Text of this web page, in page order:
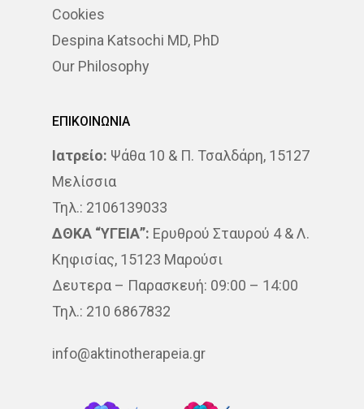
Cookies
Despina Katsochi MD, PhD
Our Philosophy
ΕΠΙΚΟΙΝΩΝΙΑ
Ιατρείο: Ψάθα 10 & Π. Τσαλδάρη, 15127
Μελίσσια
Τηλ.: 2106139033
ΔΘΚΑ “ΥΓΕΙΑ”: Ερυθρού Σταυρού 4 & Λ.
Κηφισίας, 15123 Μαρούσι
Δευτερα – Παρασκευή: 09:00 – 14:00
Τηλ.: 210 6867832
info@aktinotherapeia.gr